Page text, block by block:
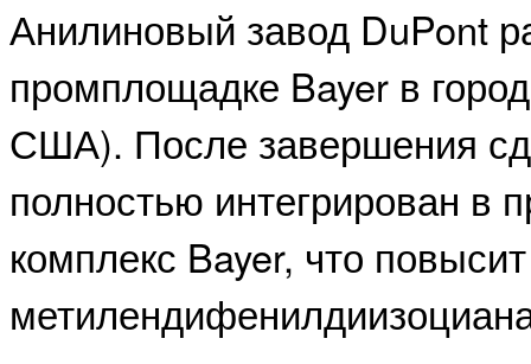
Анилиновый завод DuPont
промплощадке Bayer в
США). После завершения
полностью интегрирован
комплекс Bayer, что